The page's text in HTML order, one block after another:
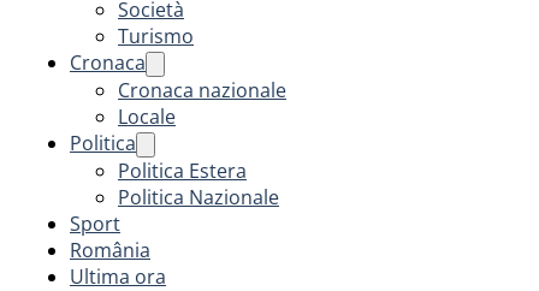
Società
Turismo
Cronaca
Cronaca nazionale
Locale
Politica
Politica Estera
Politica Nazionale
Sport
România
Ultima ora